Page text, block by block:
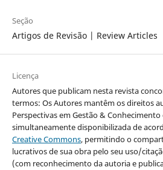
Seção
Artigos de Revisão | Review Articles
Licença
Autores que publicam nesta revista
termos: Os Autores mantêm os direitos
Perspectivas em Gestão &
simultaneamente disponibilizada de
Creative Commons, permitindo o
lucrativos de sua obra pelo seu uso/
(com reconhecimento da autoria e